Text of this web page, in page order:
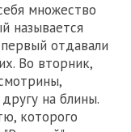
множество
называется
отдавали
Во вторник,
на блины.
которого